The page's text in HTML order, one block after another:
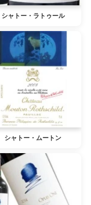
シャトー・ラトゥール
シャトー・ムートン